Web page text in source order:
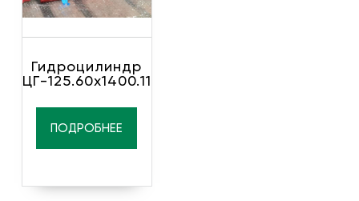
Гидроцилиндр
ЦГ-125.60х1400.11
ПОДРОБНЕЕ